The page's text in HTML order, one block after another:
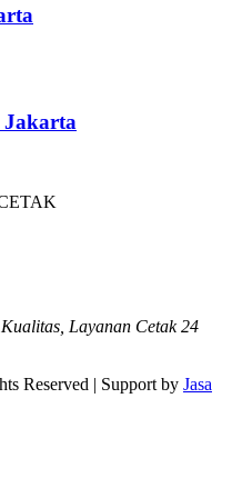
Jakarta
Layanan Cetak 24
Reserved | Support by Jasa